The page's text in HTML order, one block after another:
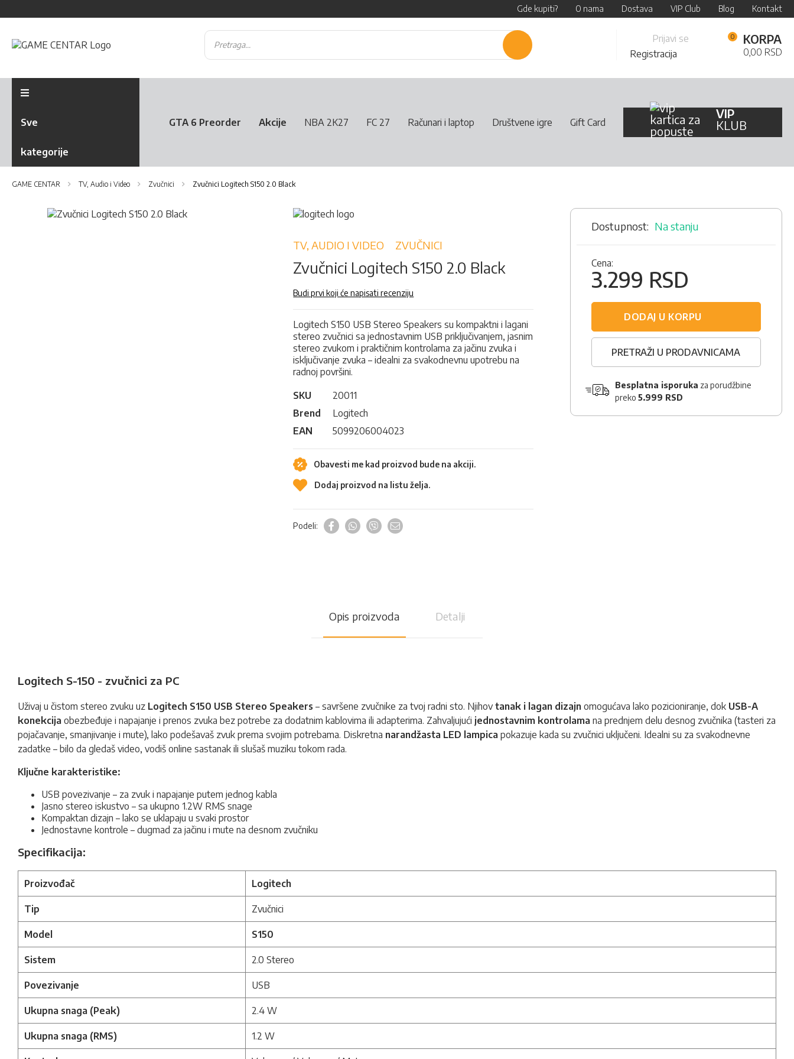
Gde kupiti? O nama Dostava VIP Club Blog Kontakt
Pretraži
Content
Prijavi se
Registracija
KORPA
0,00 RSD
Sve
kategorije
GTA 6 Preorder Akcije NBA 2K27 FC 27 Računari i laptop Društvene igre Gift Card
VIP
KLUB
GAME CENTAR TV, Audio i Video Zvučnici Zvučnici Logitech S150 2.0 Black
Skip
TV, AUDIO I VIDEO ZVUČNICI
Zvučnici Logitech S150 2.0 Black
Budi prvi koji će napisati recenziju
Logitech S150 USB Stereo Speakers su kompaktni i lagani
stereo zvučnici sa jednostavnim USB priključivanjem, jasnim
stereo zvukom i praktičnim kontrolama za jačinu zvuka i
isključivanje zvuka – idealni za svakodnevnu upotrebu na
radnoj površini.
SKU
20011
Brend
Logitech
EAN
5099206004023
Obavesti me kad proizvod bude na akciji.
Dodaj proizvod na listu želja.
Podeli:
Na stanju
Cena:
3.299 RSD
DODAJ U KORPU
PRETRAŽI U PRODAVNICAMA
Besplatna isporuka za porudžbine
preko 5.999 RSD
Opis proizvoda Detalji
Logitech S-150 - zvučnici za PC
Uživaj u čistom stereo zvuku uz Logitech S150 USB Stereo Speakers – savršene zvučnike za tvoj radni sto. Njihovtanak i lagan dizajn omogućava lako pozicioniranje, dok USB-A
konekcija obezbeđuje i napajanje i prenos zvuka bez potrebe za dodatnim kablovima ili adapterima. Zahvaljujući jednostavnim kontrolama na prednjem delu desnog zvučnika (tasteri za
pojačavanje, smanjivanje i mute), lako podešavaš zvuk prema svojim potrebama. Diskretna narandžasta LED lampica pokazuje kada su zvučnici uključeni. Idealni su za svakodnevne
zadatke – bilo da gledaš video, vodiš online sastanak ili slušaš muziku tokom rada.
Ključne karakteristike:
USB povezivanje – za zvuk i napajanje putem jednog kabla
Jasno stereo iskustvo – sa ukupno 1.2W RMS snage
Kompaktan dizajn – lako se uklapaju u svaki prostor
Jednostavne kontrole – dugmad za jačinu i mute na desnom zvučniku
Specifikacija:
Proizvođač Logitech
Tip Zvučnici
Model S150
Sistem 2.0 Stereo
Povezivanje USB
Ukupna snaga (Peak) 2.4 W
Ukupna snaga (RMS) 1.2 W